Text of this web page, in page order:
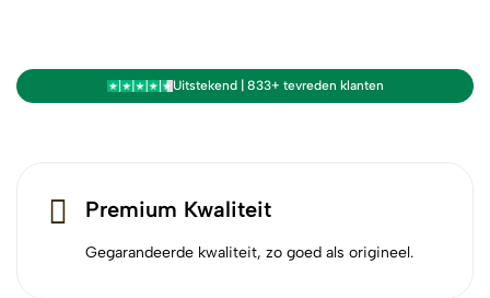
Uitstekend | 833+ tevreden klanten
Premium Kwaliteit
Gegarandeerde kwaliteit, zo goed als origineel.